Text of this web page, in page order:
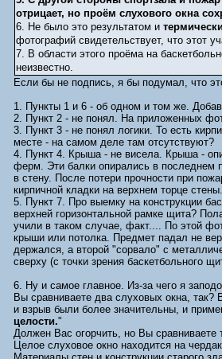
отрицает, но проём слухового окна
6. Не было это результатом и
фотографий свидетельствует, что этот
7. В области этого проёма на
неизвестно.
Если бы не подпись, я бы подумал, что
1. Пункты 1 и 6 - об одном и том же.
2. Пункт 2 - не понял. На приложенных
3. Пункт 3 - не понял логики. То есть
месте - на самом деле там отсутствуют?
4. Пункт 4. Крыша - не висела. Крыша -
ферм. Эти балки опирались в последнем
в стену. После потери прочности при
кирпичной кладки на верхнем торце стены.
5. Пункт 7. Про выемку на конструкции
верхней горизонтальной рамке щита?
учили в таком случае, факт.... По этой
крыши или потолка. Предмет падал не
держался, а второй "сорвало" с
сверху (с точки зрения баскетбольного
6. Ну и самое главное. Из-за чего я
Вы сравниваете два слуховых окна, так?
и взрыв были более значительны, и
целости."
Должен Вас огорчить, но Вы сравниваете
Целое слуховое окно находится на